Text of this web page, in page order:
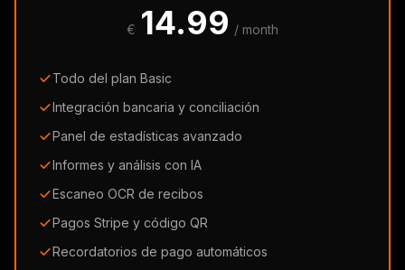
€ 14.99 / month
Todo del plan Basic
Integración bancaria y conciliación
Panel de estadísticas avanzado
Informes y análisis con IA
Escaneo OCR de recibos
Pagos Stripe y código QR
Recordatorios de pago automáticos